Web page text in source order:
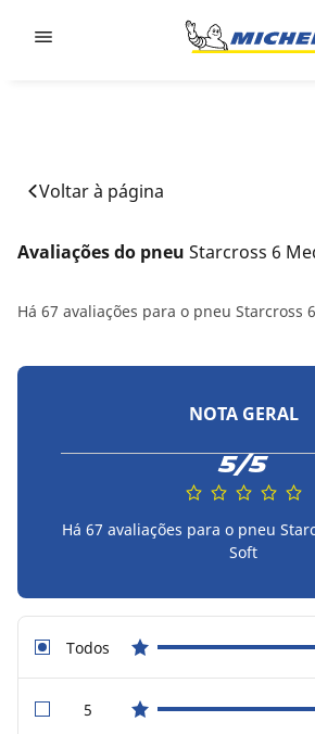
Voltar à página
Avaliações do pneu Starcross 6
Há 67 avaliações para o pneu Starcross
NOTA GERAL
5/5
Há 67 avaliações para o pneu
Soft
Todosstar reviews
5star reviews